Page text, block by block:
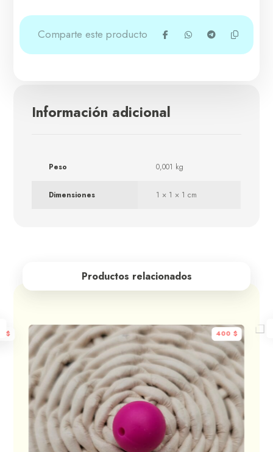
Información adicional
Peso 0,001 kg
Dimensiones 1 × 1 × 1 cm
Productos relacionados
$ 400 $